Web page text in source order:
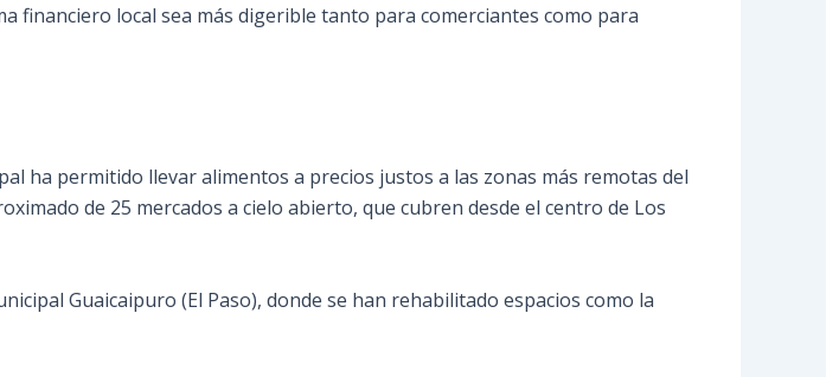
financiero local sea más digerible tanto para comerciantes como para
ha permitido llevar alimentos a precios justos a las zonas más remotas del
de 25 mercados a cielo abierto, que cubren desde el centro de Los
Guaicaipuro (El Paso), donde se han rehabilitado espacios como la